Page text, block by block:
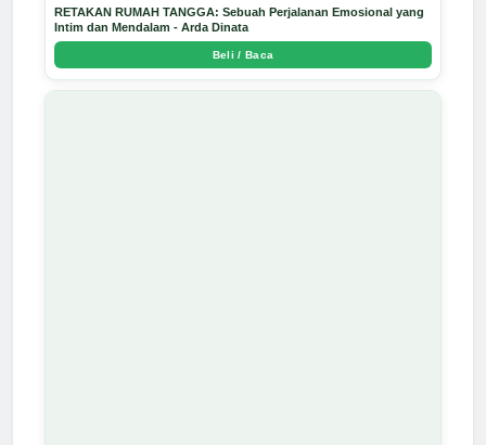
RETAKAN RUMAH TANGGA: Sebuah Perjalanan Emosional yang
Intim dan Mendalam - Arda Dinata
Beli / Baca